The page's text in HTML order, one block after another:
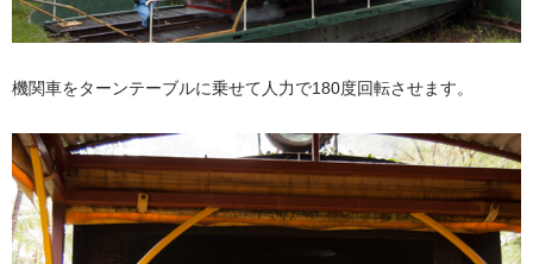
機関車をターンテーブルに乗せて人力で180度回転させます。